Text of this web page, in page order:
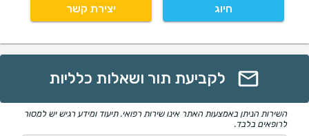
חיוג יצירת קשר
לקביעת תור ושאלות כלליות
השירות הניתן באמצעות האתר אינו שירות רפואי. תיעוד ומידע רגיש יש למסור
לרופאים בלבד.